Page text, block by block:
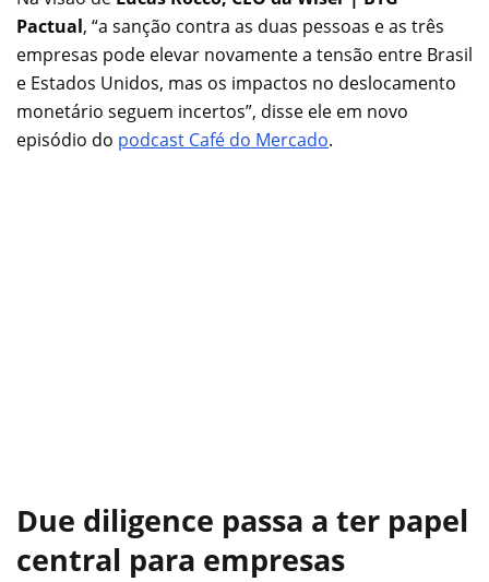
Pactual, “a sanção contra as duas pessoas e as três
empresas pode elevar novamente a tensão entre Brasil
e Estados Unidos, mas os impactos no deslocamento
monetário seguem incertos”, disse ele em novo
episódio do podcast Café do Mercado.
Due diligence passa a ter papel
central para empresas